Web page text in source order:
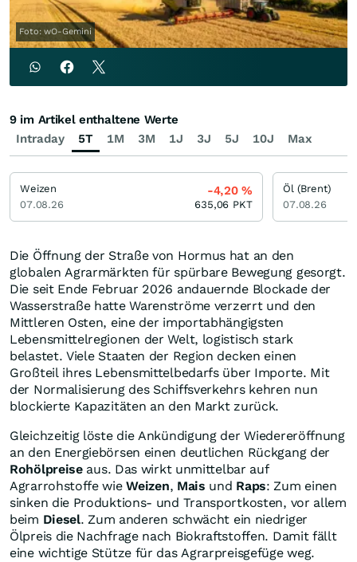
Foto: wO-Gemini
Die Öffnung der Straße von Hormus hat an den
globalen Agrarmärkten für spürbare Bewegung gesorgt.
Die seit Ende Februar 2026 andauernde Blockade der
Wasserstraße hatte Warenströme verzerrt und den
Mittleren Osten, eine der importabhängigsten
Lebensmittelregionen der Welt, logistisch stark
belastet. Viele Staaten der Region decken einen
Großteil ihres Lebensmittelbedarfs über Importe. Mit
der Normalisierung des Schiffsverkehrs kehren nun
blockierte Kapazitäten an den Markt zurück.
Gleichzeitig löste die Ankündigung der Wiedereröffnung
an den Energiebörsen einen deutlichen Rückgang der
Rohölpreiseaus. Das wirkt unmittelbar auf
Agrarrohstoffe wieWeizen, Mais und Raps: Zum einen
sinken die Produktions- und Transportkosten, vor allem
beim Diesel. Zum anderen schwächt ein niedriger
Ölpreis die Nachfrage nach Biokraftstoffen. Damit fällt
eine wichtige Stütze für das Agrarpreisgefüge weg.
Intraday 5T 1M 3M 1J 3J 5J 10J Max
9 im Artikel enthaltene Werte
Weizen
07.08.26
-4,20%
635,06 PKT
Öl (Brent)
07.08.26